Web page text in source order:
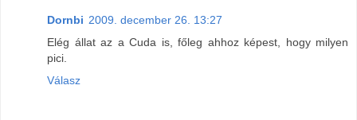
Dornbi 2009. december 26. 13:27
Elég állat az a Cuda is, főleg ahhoz képest, hogy milyen
pici.
Válasz